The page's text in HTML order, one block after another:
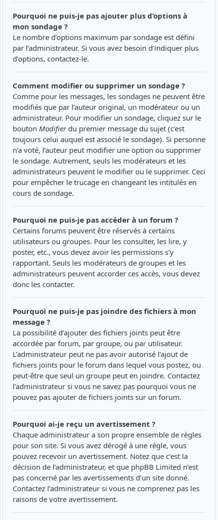
Pourquoi ne puis-je pas ajouter plus d’options à
mon sondage ?
Le nombre d’options maximum par sondage est défini
par l’administrateur. Si vous avez besoin d’indiquer plus
d’options, contactez-le.
Comment modifier ou supprimer un sondage ?
Comme pour les messages, les sondages ne peuvent être
modifiés que par l’auteur original, un modérateur ou un
administrateur. Pour modifier un sondage, cliquez sur le
bouton Modifierdu premier message du sujet (c’est
toujours celui auquel est associé le sondage). Si personne
n’a voté, l’auteur peut modifier une option ou supprimer
le sondage. Autrement, seuls les modérateurs et les
administrateurs peuvent le modifier ou le supprimer. Ceci
pour empêcher le trucage en changeant les intitulés en
cours de sondage.
Pourquoi ne puis-je pas accéder à un forum ?
Certains forums peuvent être réservés à certains
utilisateurs ou groupes. Pour les consulter, les lire, y
poster, etc., vous devez avoir les permissions s’y
rapportant. Seuls les modérateurs de groupes et les
administrateurs peuvent accorder ces accès, vous devez
donc les contacter.
Pourquoi ne puis-je pas joindre des fichiers à mon
message ?
La possibilité d’ajouter des fichiers joints peut être
accordée par forum, par groupe, ou par utilisateur.
L’administrateur peut ne pas avoir autorisé l’ajout de
fichiers joints pour le forum dans lequel vous postez, ou
peut-être que seul un groupe peut en joindre. Contactez
l’administrateur si vous ne savez pas pourquoi vous ne
pouvez pas ajouter de fichiers joints sur un forum.
Pourquoi ai-je reçu un avertissement ?
Chaque administrateur a son propre ensemble de règles
pour son site. Si vous avez dérogé à une règle, vous
pouvez recevoir un avertissement. Notez que c’est la
décision de l’administrateur, et que phpBB Limited n’est
pas concerné par les avertissements d’un site donné.
Contactez l’administrateur si vous ne comprenez pas les
raisons de votre avertissement.